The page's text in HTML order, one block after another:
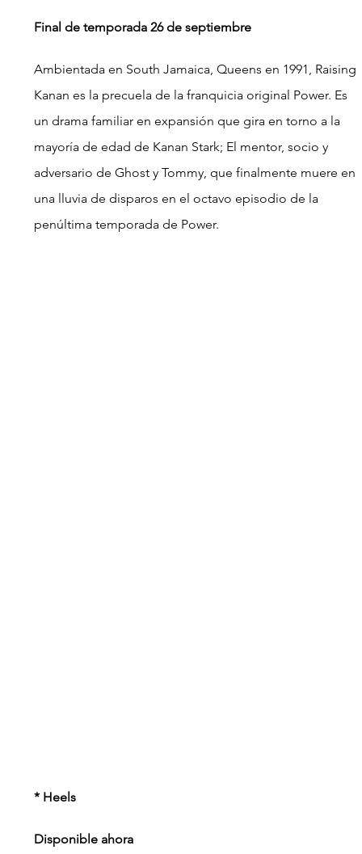
Final de temporada 26 de septiembre
Ambientada en South Jamaica, Queens en 1991, Raising
Kanan es la precuela de la franquicia original Power. Es
un drama familiar en expansión que gira en torno a la
mayoría de edad de Kanan Stark; El mentor, socio y
adversario de Ghost y Tommy, que finalmente muere en
una lluvia de disparos en el octavo episodio de la
penúltima temporada de Power.
* Heels
Disponible ahora